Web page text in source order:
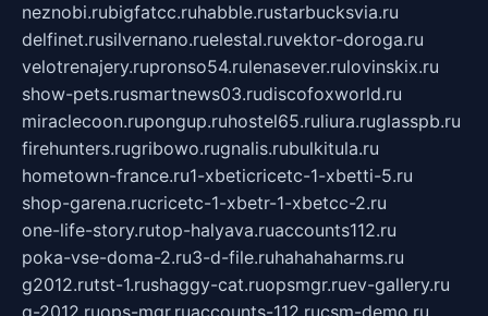
neznobi.rubigfatcc.ruhabble.rustarbucksvia.ru
delfinet.rusilvernano.ruelestal.ruvektor-doroga.ru
velotrenajery.rupronso54.rulenasever.rulovinskix.ru
show-pets.rusmartnews03.rudiscofoxworld.ru
miraclecoon.rupongup.ruhostel65.ruliura.ruglasspb.ru
firehunters.rugribowo.rugnalis.rubulkitula.ru
hometown-france.ru1-xbeticricetc-1-xbetti-5.ru
shop-garena.rucricetc-1-xbetr-1-xbetcc-2.ru
one-life-story.rutop-halyava.ruaccounts112.ru
poka-vse-doma-2.ru3-d-file.ruhahahaharms.ru
g2012.rutst-1.rushaggy-cat.ruopsmgr.ruev-gallery.ru